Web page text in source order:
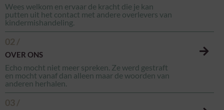
Wees welkom en ervaar de kracht die je kan
putten uit het contact met andere overlevers van
kindermishandeling.
02 /
OVER ONS
Echo mocht niet meer spreken. Ze werd gestraft
en mocht vanaf dan alleen maar de woorden van
anderen herhalen.
03 /